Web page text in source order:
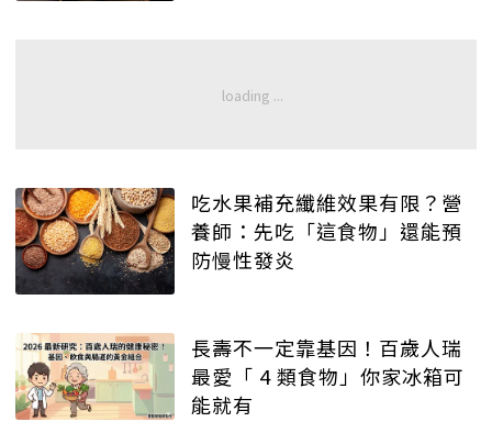
吃水果補充纖維效果有限？營
養師：先吃「這食物」還能預
防慢性發炎
長壽不一定靠基因！百歲人瑞
最愛「 4 類食物」你家冰箱可
能就有